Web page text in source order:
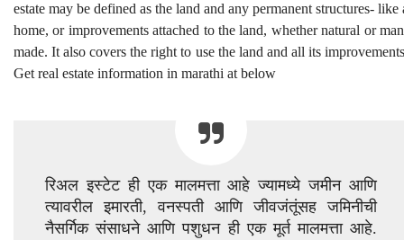
estate may be defined as the land and any permanent structures- like
home, or improvements attached to the land, whether natural or
made. It also covers the right to use the land and all its
Get real estate information in marathi at below
रिअल इस्टेट ही एक मालमत्ता आहे ज्यामध्ये जमीन आणि
त्यावरील इमारती, वनस्पती आणि जीवजंतूंसह जमिनीची
नैसर्गिक संसाधने आणि पशुधन ही एक मूर्त मालमत्ता आहे.